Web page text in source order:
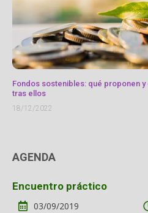
Fondos sostenibles: qué proponen
tras ellos
18/12/2022
AGENDA
Encuentro práctico
03/09/2019